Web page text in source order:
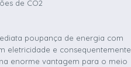
de CO2
poupança de energia com
eletricidade e consequentemente
enorme vantagem para o meio